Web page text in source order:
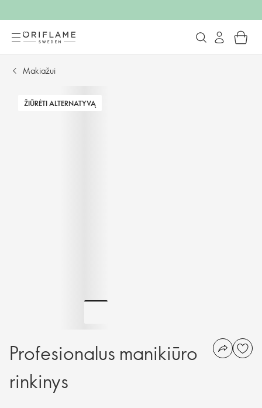
Makiažui
ŽIŪRĖTI ALTERNATYVĄ
Profesionalus manikiūro
rinkinys